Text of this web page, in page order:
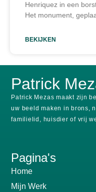
Henriquez in een
Het monument,
BEKIJKEN
Patrick
Patrick Mezas maakt zijn
uw beeld maken in brons,
familielid, huisdier of vrij
Pagina's
Home
Mijn Werk